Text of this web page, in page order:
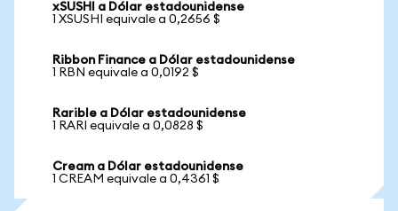
xSUSHI a Dólar estadounidense
1 XSUSHI equivale a 0,2656 $
Ribbon Finance a Dólar estadounidense
1 RBN equivale a 0,0192 $
Rarible a Dólar estadounidense
1 RARI equivale a 0,0828 $
Cream a Dólar estadounidense
1 CREAM equivale a 0,4361 $